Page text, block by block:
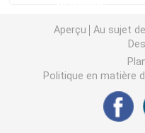
plancher de planche
Plancher de vinyle de
Plancher en bois de
Aperçu Au sujet
Politique en matière